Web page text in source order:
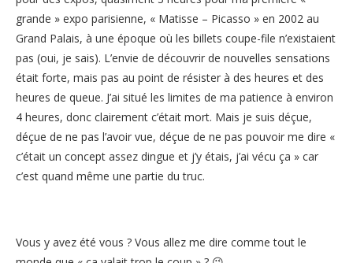
grande » expo parisienne, « Matisse – Picasso » en 2002 au
Grand Palais, à une époque où les billets coupe-file n’existaient
pas (oui, je sais). L’envie de découvrir de nouvelles sensations
était forte, mais pas au point de résister à des heures et des
heures de queue. J’ai situé les limites de ma patience à environ
4 heures, donc clairement c’était mort. Mais je suis déçue,
déçue de ne pas l’avoir vue, déçue de ne pas pouvoir me dire «
c’était un concept assez dingue et j’y étais, j’ai vécu ça » car
c’est quand même une partie du truc.
Vous y avez été vous ? Vous allez me dire comme tout le